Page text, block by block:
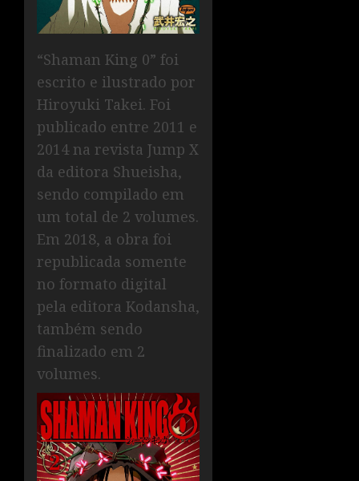
“Shaman King 0” foi
escrito e ilustrado por
Hiroyuki Takei. Foi
publicado entre 2011 e
2014 na revista Jump X
da editora Shueisha,
sendo compilado em
um total de 2 volumes.
Em 2018, a obra foi
republicada somente
no formato digital
pela editora Kodansha,
também sendo
finalizado em 2
volumes.